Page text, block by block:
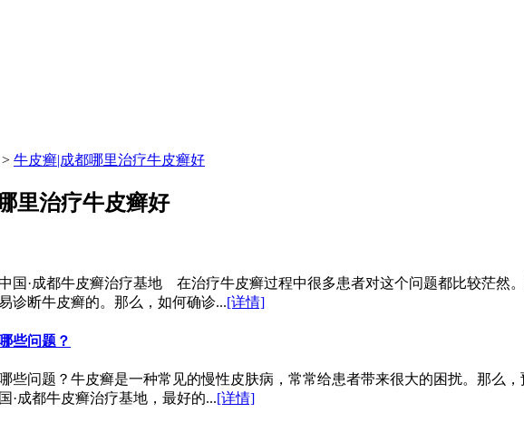
> 牛皮癣|成都哪里治疗牛皮癣好
里治疗牛皮癣好
国·成都牛皮癣治疗基地 在治疗牛皮癣过程中很多患者对这个问题都比较茫然
诊断牛皮癣的。那么，如何确诊...[详情]
些问题？
些问题？牛皮癣是一种常见的慢性皮肤病，常常给患者带来很大的困扰。那么
·成都牛皮癣治疗基地，最好的...[详情]